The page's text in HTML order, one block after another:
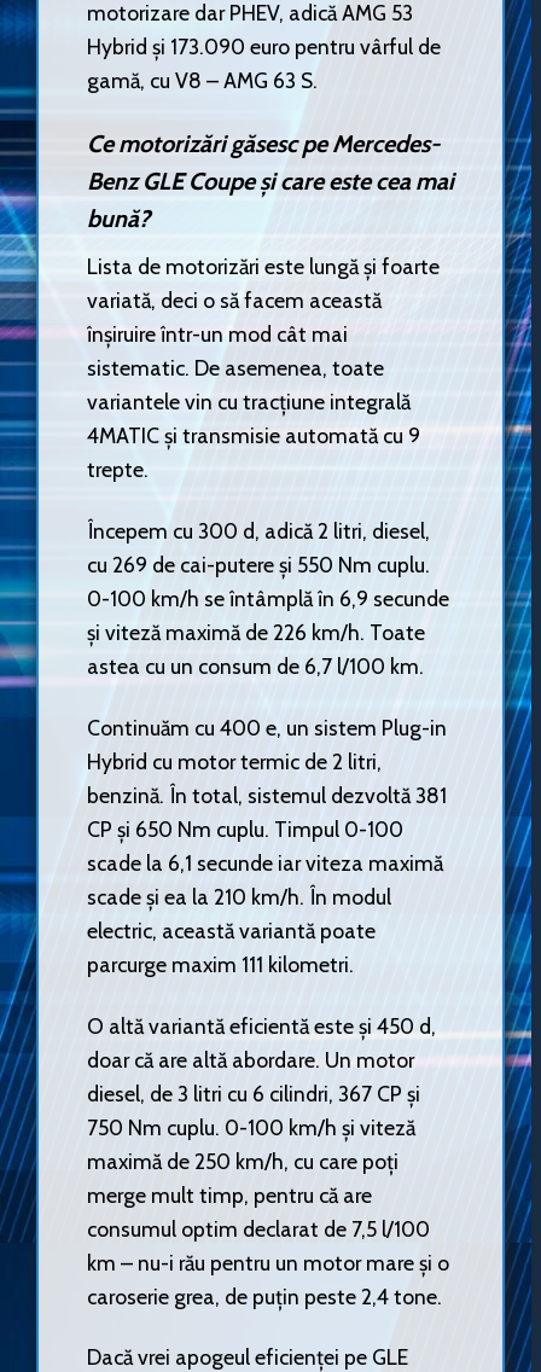
motorizare dar PHEV, adică AMG 53
Hybrid și 173.090 euro pentru vârful de
gamă, cu V8 – AMG 63 S.
Ce motorizări găsesc pe Mercedes-
Benz GLE Coupe și care este cea mai
bună?
Lista de motorizări este lungă și foarte
variată, deci o să facem această
înșiruire într-un mod cât mai
sistematic. De asemenea, toate
variantele vin cu tracțiune integrală
4MATIC și transmisie automată cu 9
trepte.
Începem cu 300 d, adică 2 litri, diesel,
cu 269 de cai-putere și 550 Nm cuplu.
0-100 km/h se întâmplă în 6,9 secunde
și viteză maximă de 226 km/h. Toate
astea cu un consum de 6,7 l/100 km.
Continuăm cu 400 e, un sistem Plug-in
Hybrid cu motor termic de 2 litri,
benzină. În total, sistemul dezvoltă 381
CP și 650 Nm cuplu. Timpul 0-100
scade la 6,1 secunde iar viteza maximă
scade și ea la 210 km/h. În modul
electric, această variantă poate
parcurge maxim 111 kilometri.
O altă variantă eficientă este și 450 d,
doar că are altă abordare. Un motor
diesel, de 3 litri cu 6 cilindri, 367 CP și
750 Nm cuplu. 0-100 km/h și viteză
maximă de 250 km/h, cu care poți
merge mult timp, pentru că are
consumul optim declarat de 7,5 l/100
km – nu-i rău pentru un motor mare și o
caroserie grea, de puțin peste 2,4 tone.
Dacă vrei apogeul eficienței pe GLE